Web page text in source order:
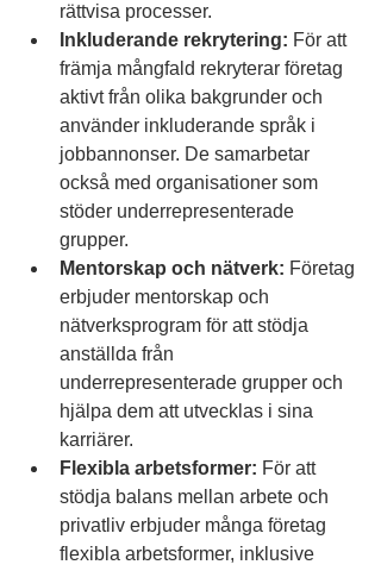
rättvisa processer.
Inkluderande rekrytering: För att
främja mångfald rekryterar företag
aktivt från olika bakgrunder och
använder inkluderande språk i
jobbannonser. De samarbetar
också med organisationer som
stöder underrepresenterade
grupper.
Mentorskap och nätverk: Företag
erbjuder mentorskap och
nätverksprogram för att stödja
anställda från
underrepresenterade grupper och
hjälpa dem att utvecklas i sina
karriärer.
Flexibla arbetsformer: För att
stödja balans mellan arbete och
privatliv erbjuder många företag
flexibla arbetsformer, inklusive